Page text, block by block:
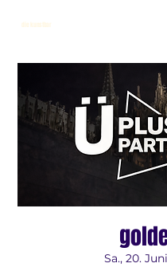
die kunstbar
Sa., 20. Juni